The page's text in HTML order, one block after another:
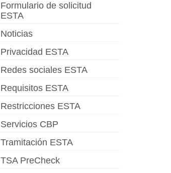
Formulario de solicitud
ESTA
Noticias
Privacidad ESTA
Redes sociales ESTA
Requisitos ESTA
Restricciones ESTA
Servicios CBP
Tramitación ESTA
TSA PreCheck